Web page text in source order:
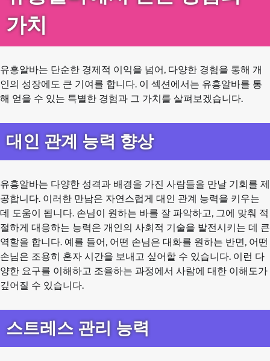
가치
유흥알바는 단순한 경제적 이익을 넘어, 다양한 경험을 통해 개
인의 성장에도 큰 기여를 합니다. 이 섹션에서는 유흥알바를 통
해 얻을 수 있는 특별한 경험과 그 가치를 살펴보겠습니다.
대인 관계 능력 향상
유흥알바는 다양한 성격과 배경을 가진 사람들을 만날 기회를 제
공합니다. 이러한 만남은 자연스럽게 대인 관계 능력을 키우는
데 도움이 됩니다. 손님이 원하는 바를 잘 파악하고, 그에 맞춰 적
절하게 대응하는 능력은 개인의 사회적 기술을 발전시키는 데 큰
역할을 합니다. 예를 들어, 어떤 손님은 대화를 원하는 반면, 어떤
손님은 조용히 혼자 시간을 보내고 싶어할 수 있습니다. 이런 다
양한 요구를 이해하고 조율하는 과정에서 사람에 대한 이해도가
깊어질 수 있습니다.
스트레스 관리 능력